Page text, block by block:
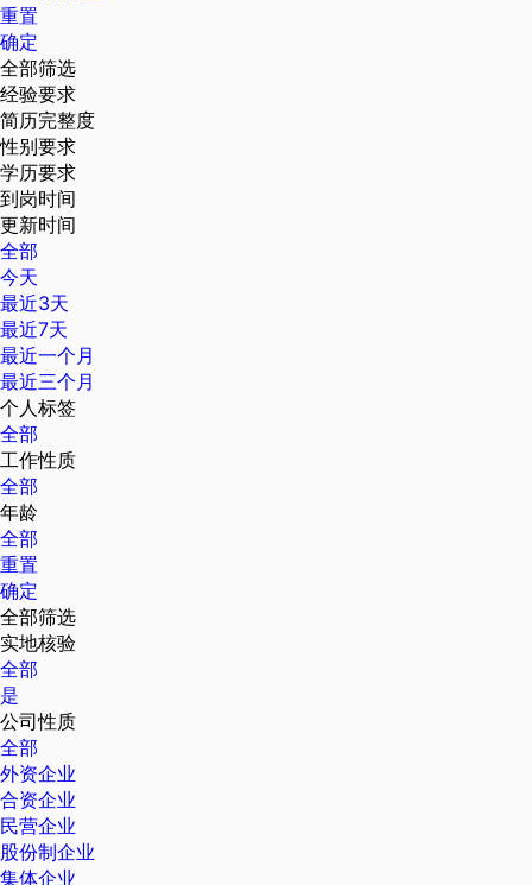
重置
确定
全部筛选
经验要求
简历完整度
性别要求
学历要求
到岗时间
更新时间
全部
今天
最近3天
最近7天
最近一个月
最近三个月
个人标签
全部
工作性质
全部
年龄
全部
重置
确定
全部筛选
实地核验
全部
是
公司性质
全部
外资企业
合资企业
民营企业
股份制企业
集体企业